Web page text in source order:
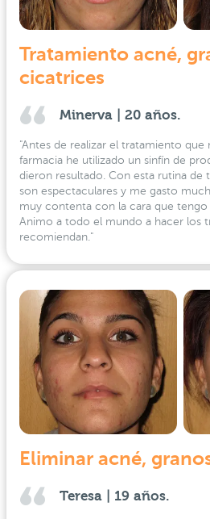
Tratamiento acné,
cicatrices
Minerva | 20 años.
"Antes de realizar el tratamiento que
farmacia he utilizado un sinfín de
dieron resultado. Con esta rutina de
son espectaculares y me gasto
muy contenta con la cara que tengo
Animo a todo el mundo a hacer los
recomiendan."
Eliminar acné,
Teresa | 19 años.